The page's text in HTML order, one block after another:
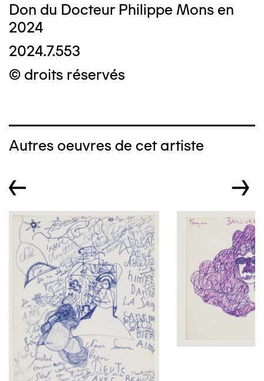
Don du Docteur Philippe Mons en
2024
2024.7.553
© droits réservés
Autres oeuvres de cet artiste
← →